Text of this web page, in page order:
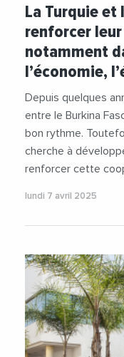
La Turquie et
renforcer
notamment
l’économie,
Depuis quelques
entre le Burkina
bon rythme.
cherche à
renforcer cette
lundi 7 avril 2025